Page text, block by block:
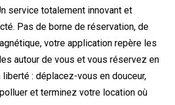
service totalement innovant et
Pas de borne de réservation, de
votre application repère les
autour de vous et vous réservez en
: déplacez-vous en douceur,
et terminez votre location où